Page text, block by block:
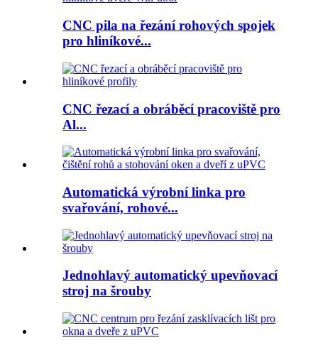
CNC pila na řezání rohových spojek
pro hliníkové...
CNC řezací a obráběcí pracoviště pro
Al...
Automatická výrobní linka pro
svařování, rohové...
Jednohlavý automatický upevňovací
stroj na šrouby